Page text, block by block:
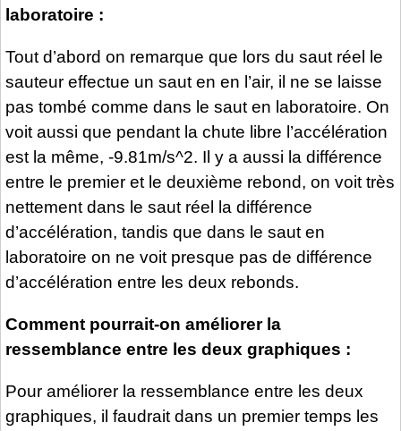
laboratoire :
Tout d’abord on remarque que lors du saut réel le
sauteur effectue un saut en en l’air, il ne se laisse
pas tombé comme dans le saut en laboratoire. On
voit aussi que pendant la chute libre l’accélération
est la même, -9.81m/s^2. Il y a aussi la différence
entre le premier et le deuxième rebond, on voit très
nettement dans le saut réel la différence
d’accélération, tandis que dans le saut en
laboratoire on ne voit presque pas de différence
d’accélération entre les deux rebonds.
Comment pourrait-on améliorer la
ressemblance entre les deux graphiques :
Pour améliorer la ressemblance entre les deux
graphiques, il faudrait dans un premier temps les